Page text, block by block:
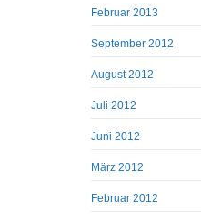
Februar 2013
September 2012
August 2012
Juli 2012
Juni 2012
März 2012
Februar 2012